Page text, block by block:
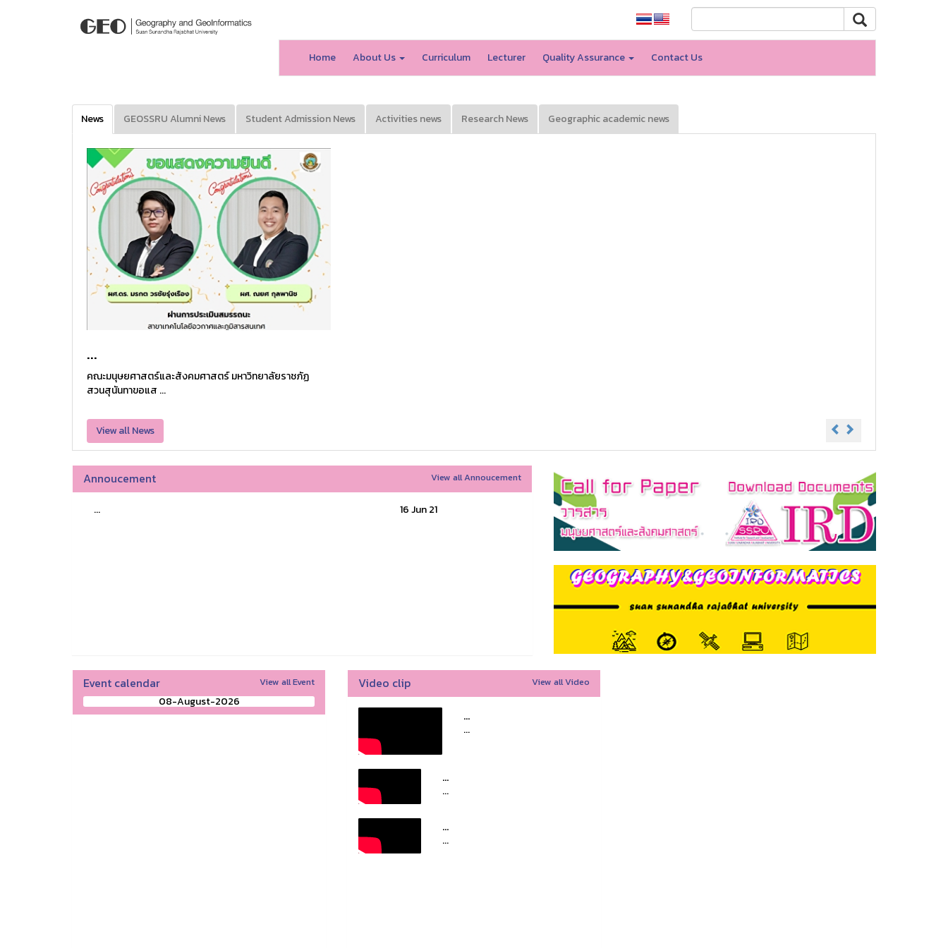
Home About Us Curriculum Lecturer Quality Assurance Contact Us
News GEOSSRU Alumni News Student Admission News Activities news Research News Geographic academic news
...
คณะมนุษยศาสตร์และสังคมศาสตร์ มหาวิทยาลัยราชภัฏ
สวนสุนันทาขอแส ...
View all News
Annoucement View all Annoucement
... 16 Jun 21
Event calendar View all Event
08-August-2026
Video clip View all Video
...
...
...
...
...
...